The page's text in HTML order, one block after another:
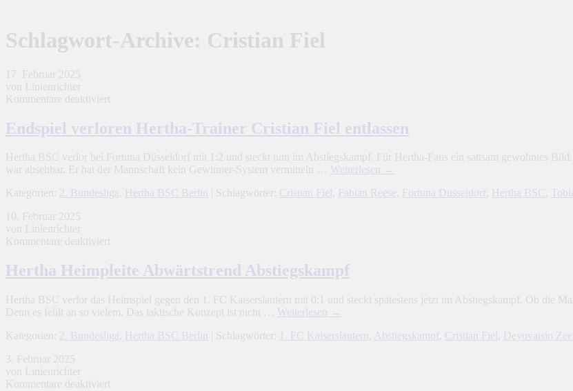
Schlagwort-Archive: Cristian Fiel
17. Februar 2025
von Linienrichter
Kommentare deaktiviert
verloren
Hertha-
Cristian
Fiel
Endspiel verloren Hertha-Trainer Cristian Fiel entlassen
Hertha BSC verlor bei Fortuna Düsseldorf mit 1:2 und steckt nun im Abstiegskampf. Für Hertha-Fans ein sattsam gewohntes
war absehbar. Er hat der Mannschaft kein Gewinner-System vermitteln … Weiterlesen →
Kategorien: 2. Bundesliga, Hertha BSC Berlin | Schlagwörter: Cristian Fiel , Fabian Reese, Fortuna Düsseldorf , Hertha BSC ,
10. Februar 2025
von Linienrichter
Kommentare deaktiviert
Heimpleite
Abwärtstrend
Hertha Heimpleite Abwärtstrend Abstiegskampf
Hertha BSC verlor das Heimspiel gegen den 1. FC Kaiserslautern mit 0:1 und steckt spätestens jetzt im Abstiegskampf. Ob die
Denn es fehlt an so vielem. Das taktische Konzept ist nicht … Weiterlesen
→
Kategorien:
2. Bundesliga Hertha BSC Berlin | Schlagwörter: 1. FC Kaiserslautern Abstiegskampf Cristian Fiel Deyovaisio
3. Februar 2025
von Linienrichter
Kommentare deaktiviert